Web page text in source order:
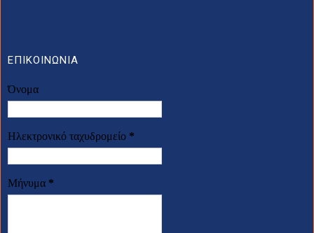
ΕΠΙΚΟΙΝΩΝΙΑ
Όνομα
Ηλεκτρονικό ταχυδρομείο *
Μήνυμα *